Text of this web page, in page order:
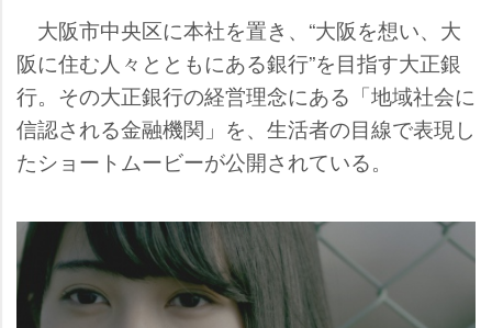
大阪市中央区に本社を置き、“大阪を想い、大
阪に住む人々とともにある銀行”を目指す大正銀
行。その大正銀行の経営理念にある「地域社会に
信認される金融機関」を、生活者の目線で表現し
たショートムービーが公開されている。